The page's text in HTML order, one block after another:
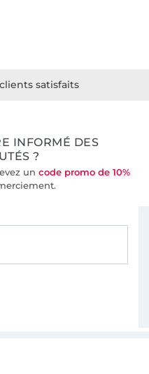
satisfaits
INFORMÉ DES
?
un code promo de 10%